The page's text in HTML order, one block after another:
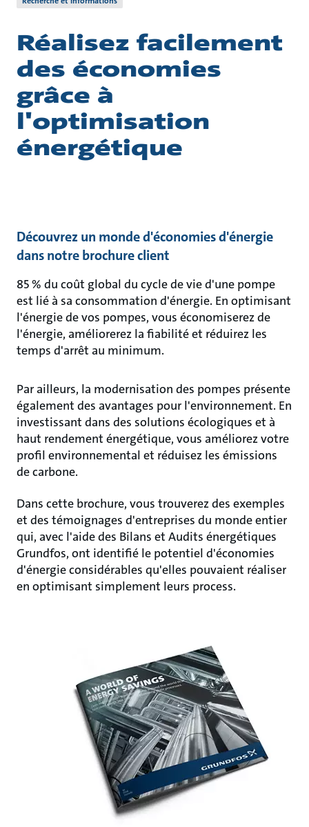
Réalisez facilement
des économies
grâce à
l'optimisation
énergétique
Découvrez un monde d'économies d'énergie
dans notre brochure client
85 % du coût global du cycle de vie d'une pompe
est lié à sa consommation d'énergie. En optimisant
l'énergie de vos pompes, vous économiserez de
l'énergie, améliorerez la fiabilité et réduirez les
temps d'arrêt au minimum.
Par ailleurs, la modernisation des pompes présente
également des avantages pour l'environnement. En
investissant dans des solutions écologiques et à
haut rendement énergétique, vous améliorez votre
profil environnemental et réduisez les émissions
de carbone.
Dans cette brochure, vous trouverez des exemples
et des témoignages d'entreprises du monde entier
qui, avec l'aide des Bilans et Audits énergétiques
Grundfos, ont identifié le potentiel d'économies
d'énergie considérables qu'elles pouvaient réaliser
en optimisant simplement leurs process.